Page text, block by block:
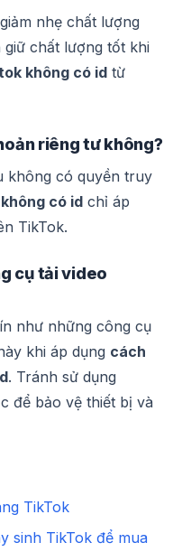
nhẹ chất lượng
chất lượng tốt khi
không có id từ
riêng tư không?
không có quyền truy
có id chỉ áp
TikTok.
cụ tải video
như những công cụ
khi áp dụng cách
. Tránh sử dụng
để bảo vệ thiết bị và
TikTok
sinh TikTok để mua